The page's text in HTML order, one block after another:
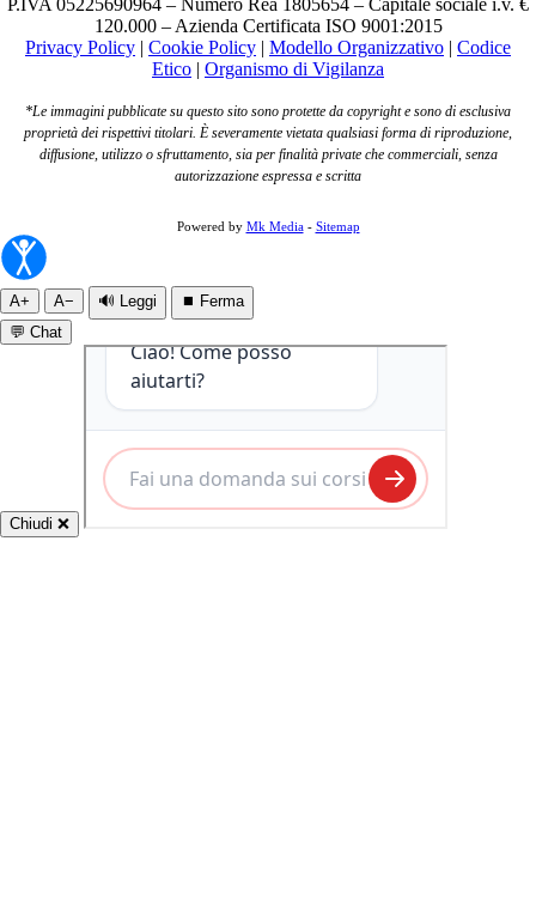
120.000 – Azienda Certificata ISO 9001:2015
Privacy Policy | Cookie Policy | Modello Organizzativo | Codice
Etico | Organismo di Vigilanza
*Le immagini pubblicate su questo sito sono protette da copyright e sono di esclusiva
proprietà dei rispettivi titolari. È severamente vietata qualsiasi forma di riproduzione,
diffusione, utilizzo o sfruttamento, sia per finalità private che commerciali, senza
autorizzazione espressa e scritta
Powered by Mk Media- Sitemap
A+ A− 🔊 Leggi
⏹ Ferma
💬 Chat
Chiudi ❌